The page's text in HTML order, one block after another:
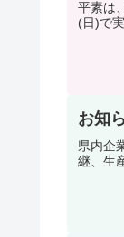
平素は
(日)で
お知
県内企
継、生